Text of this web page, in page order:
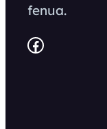
fenua.
Facebook